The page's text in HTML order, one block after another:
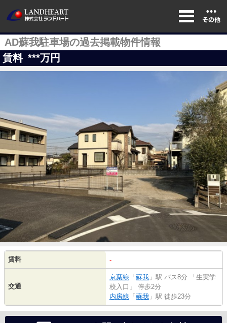
AD蘇我駐車場の過去掲載物件情報
賃料 ***万円
賃料 -
交通
京葉線 「 蘇我 」駅 バス8分 「生実学
校入口」 停歩2分
内房線 「 蘇我 」駅 徒歩23分